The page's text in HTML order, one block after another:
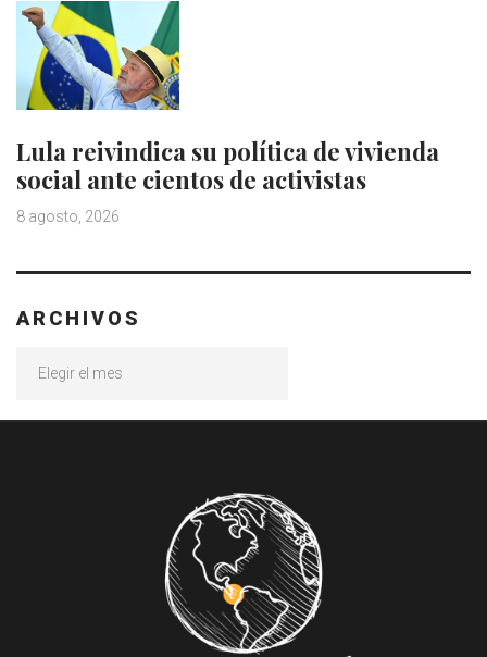
Lula reivindica su política de vivienda
social ante cientos de activistas
8 agosto, 2026
ARCHIVOS